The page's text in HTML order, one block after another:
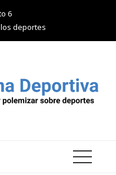
6
deportes